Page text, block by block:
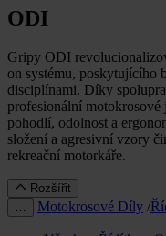
ODI
Gripy ODI
on systému, poskytujícího
disciplínami. Díky
profesionální
pohodlí, odolnost a
složení a agresivní vzory
rekreační motorkáře.
Rozšířit
Motokrosové Díly /